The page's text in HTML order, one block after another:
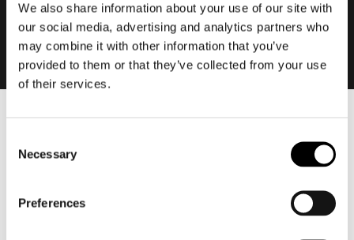
We also share information about your use of our site with
our social media, advertising and analytics partners who
may combine it with other information that you’ve
provided to them or that they’ve collected from your use
of their services.
Selection
Necessary
Preferences
Motorkleding heren